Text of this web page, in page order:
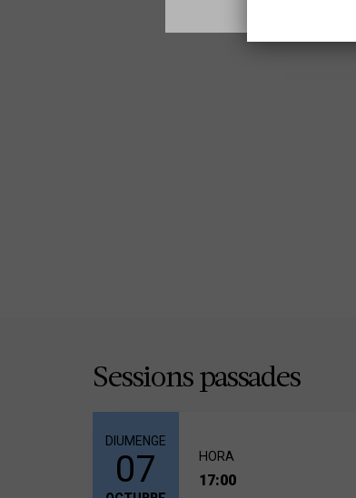
Sessions passades
DIUMENGE
07 HORA
17:00